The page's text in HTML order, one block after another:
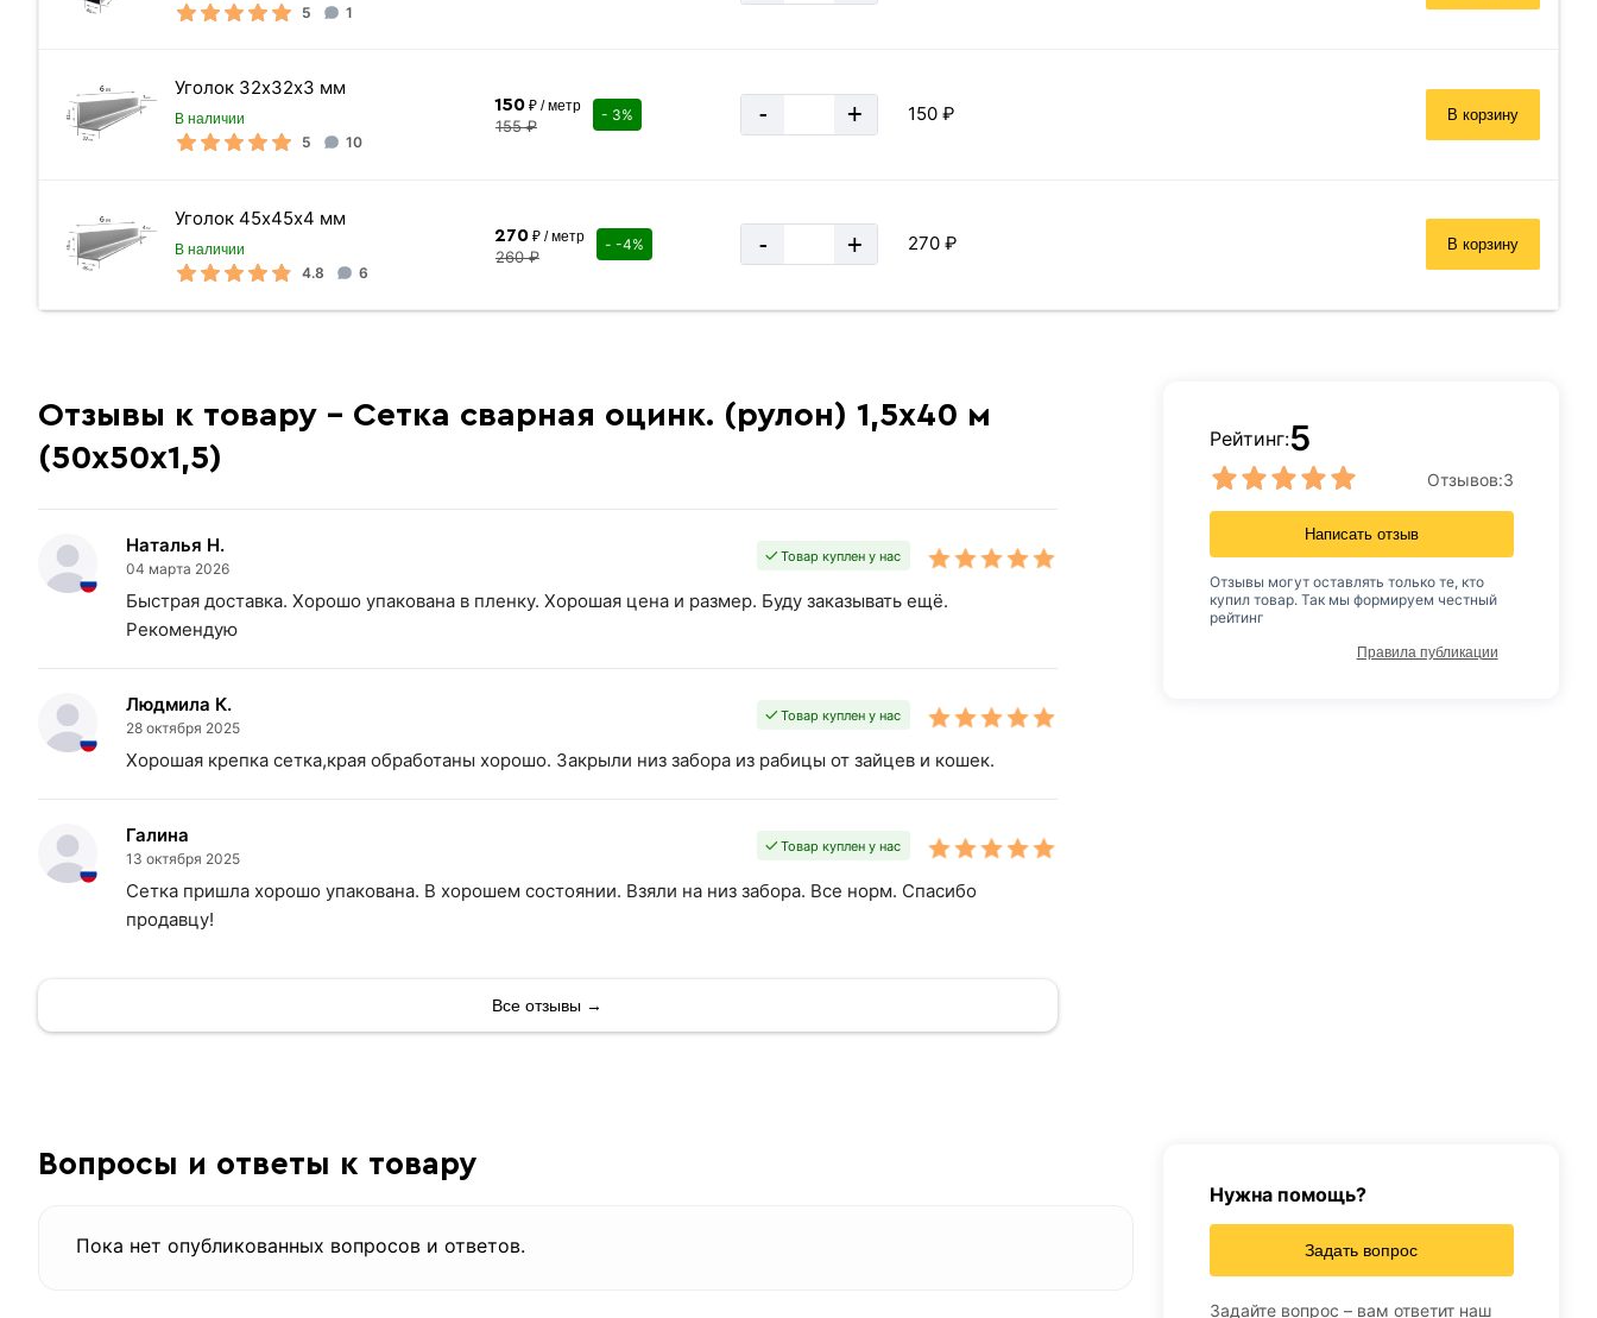
5 1
Уголок 32х32х3 мм
В наличии
5 10
150₽ / метр
155 ₽
- 3% - + 150 ₽ В корзину
Уголок 45х45х4 мм
В наличии
4.8 6
270₽ / метр
260 ₽
- -4% - + 270 ₽ В корзину
Отзывы к товару - Сетка сварная оцинк. (рулон) 1,5х40 м
(50х50х1,5)
Наталья Н.
04 марта 2026
Товар куплен у нас
Быстрая доставка. Хорошо упакована в пленку. Хорошая цена и размер. Буду заказывать ещё.
Рекомендую
Людмила К.
28 октября 2025
Товар куплен у нас
Хорошая крепка сетка,края обработаны хорошо. Закрыли низ забора из рабицы от зайцев и кошек.
Галина
13 октября 2025
Товар куплен у нас
Сетка пришла хорошо упакована. В хорошем состоянии. Взяли на низ забора. Все норм. Спасибо
продавцу!
Все отзывы →
Рейтинг:5
Отзывов:3
Написать отзыв
Отзывы могут оставлять только те, кто
купил товар. Так мы формируем честный
рейтинг
Правила публикации
Вопросы и ответы к товару
Пока нет опубликованных вопросов и ответов.
Нужна помощь?
Задать вопрос
Задайте вопрос – вам ответит наш